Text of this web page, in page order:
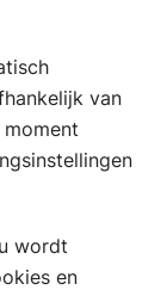
van
wordt
en